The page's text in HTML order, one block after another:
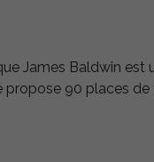
James Baldwin
90 places